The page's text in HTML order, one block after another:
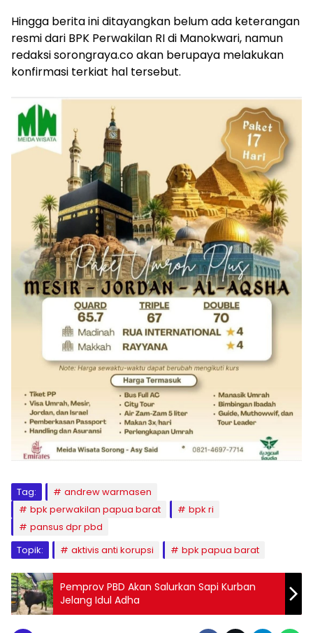
Hingga berita ini ditayangkan belum ada keterangan
resmi dari BPK Perwakilan RI di Manokwari, namun
redaksi sorongraya.co akan berupaya melakukan
konfirmasi terkiat hal tersebut.
Tag:
andrew warmasen
bpk perwakilan papua barat
bpk ri
pansus dpr pbd
Topik:
aktivis anti korupsi bpk papua barat
Pemprov PBD Akan Salurkan Sapi Kurban
Jelang Idul Adha